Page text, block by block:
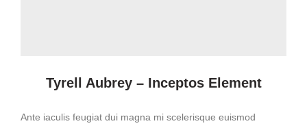
Tyrell Aubrey – Inceptos Element
Ante iaculis feugiat dui magna mi scelerisque euismod